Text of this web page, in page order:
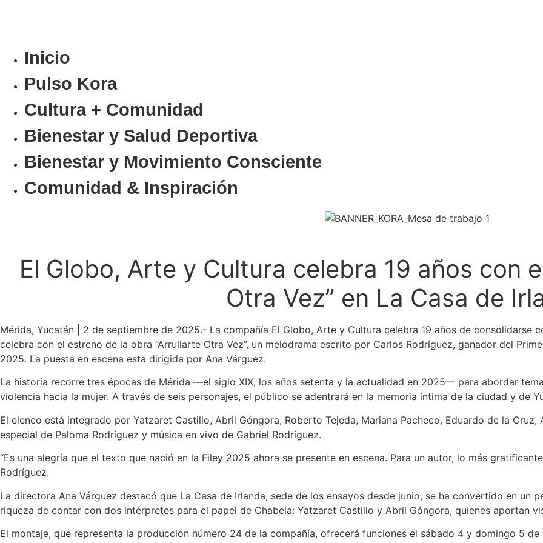
Inicio
Pulso Kora
⁠Cultura + Comunidad
⁠Bienestar y Salud Deportiva
Bienestar y Movimiento Consciente
Comunidad & Inspiración
El Globo, Arte y Cultura celebra 19 años con
Otra Vez” en La Casa de
Mérida, Yucatán | 2 de septiembre de 2025.- La compañía El Globo, Arte y Cultura celebra 19 años de consolidarse
celebra con el estreno de la obra “Arrullarte Otra Vez”, un melodrama escrito por Carlos Rodríguez, ganador del
2025. La puesta en escena está dirigida por Ana Várguez.
La historia recorre tres épocas de Mérida —el siglo XIX, los años setenta y la actualidad en 2025— para abordar
violencia hacia la mujer. A través de seis personajes, el público se adentrará en la memoria íntima de la ciudad y de
El elenco está integrado por Yatzaret Castillo, Abril Góngora, Roberto Tejeda, Mariana Pacheco, Eduardo de la
especial de Paloma Rodríguez y música en vivo de Gabriel Rodríguez.
“Es una alegría que el texto que nació en la Filey 2025 ahora se presente en escena. Para un autor, lo más
Rodríguez.
La directora Ana Várguez destacó que La Casa de Irlanda, sede de los ensayos desde junio, se ha convertido en un
riqueza de contar con dos intérpretes para el papel de Chabela: Yatzaret Castillo y Abril Góngora, quienes aportan
El montaje, que representa la producción número 24 de la compañía, ofrecerá funciones el sábado 4 y domingo 5